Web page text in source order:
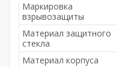
Маркировка
взрывозащиты
Материал защитного
стекла
Материал корпуса